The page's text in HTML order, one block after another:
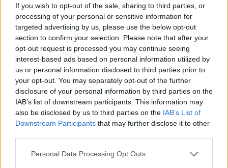
If you wish to opt-out of the sale, sharing to third parties, or
processing of your personal or sensitive information for
targeted advertising by us, please use the below opt-out
section to confirm your selection. Please note that after your
opt-out request is processed you may continue seeing
interest-based ads based on personal information utilized by
us or personal information disclosed to third parties prior to
your opt-out. You may separately opt-out of the further
disclosure of your personal information by third parties on the
IAB’s list of downstream participants. This information may
also be disclosed by us to third parties on the IAB’s List of
Downstream Participants that may further disclose it to other
Personal Data Processing Opt Outs
A rovat további cikkei